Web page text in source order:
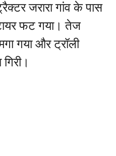
जरारा गांव के पास
फट गया। तेज
गया और ट्रॉली